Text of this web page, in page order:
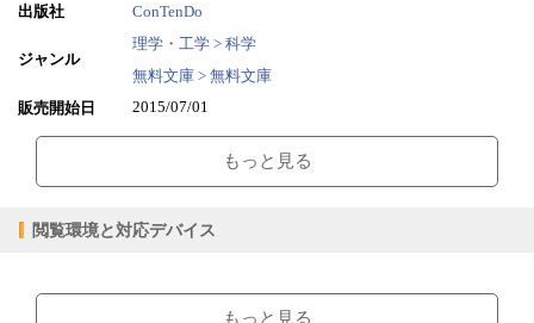
出版社
ConTenDo
ジャンル
理学・工学 > 科学
無料文庫 > 無料文庫
販売開始日
2015/07/01
ファイルサイズ 1.06MB
もっと見る
閲覧環境と対応デバイス
ブラウザビューア・PC版ConTenDoビューア・モバイルビューア
もっと見る